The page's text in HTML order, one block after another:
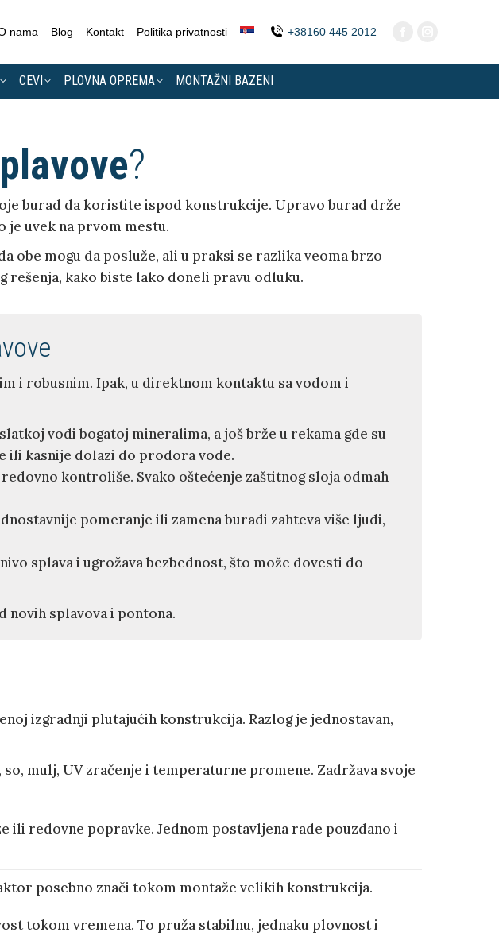
nama Blog Kontakt Politika privatnosti +38160 445 2012
CEVI PLOVNA OPREMA MONTAŽNI BAZENI
?
burad da koristite ispod konstrukcije. Upravo burad drže
je uvek na prvom mestu.
obe mogu da posluže, ali u praksi se razlika veoma brzo
rešenja, kako biste lako doneli pravu odluku.
i robusnim. Ipak, u direktnom kontaktu sa vodom i
vodi bogatoj mineralima, a još brže u rekama gde su
ili kasnije dolazi do prodora vode.
kontroliše. Svako oštećenje zaštitnog sloja odmah
pomeranje ili zamena buradi zahteva više ljudi,
splava i ugrožava bezbednost, što može dovesti do
novih splavova i pontona.
izgradnji plutajućih konstrukcija. Razlog je jednostavan,
mulj, UV zračenje i temperaturne promene. Zadržava svoje
ili redovne popravke. Jednom postavljena rade pouzdano i
posebno znači tokom montaže velikih konstrukcija.
tokom vremena. To pruža stabilnu, jednaku plovnost i